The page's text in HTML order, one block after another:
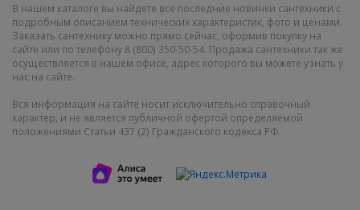
В нашем каталоге вы найдете все последние новинки сантехники с
подробным описанием технических характеристик, фото и ценами.
Заказать сантехнику можно прямо сейчас, оформив покупку на
сайте или по телефону 8 (800) 350-50-54. Продажа сантехники так же
осуществляется в нашем офисе, адрес которого вы можете узнать у
нас на сайте.
Вся информация на сайте носит исключительно справочный
характер, и не является публичной офертой определяемой
положениями Статьи 437 (2) Гражданского кодекса РФ.